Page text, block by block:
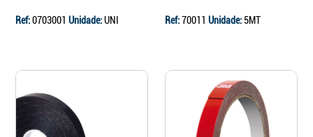
Ref:0703001 Unidade:UNI Ref:70011 Unidade: 5MT